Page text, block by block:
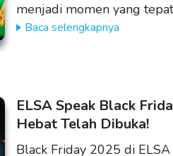
menjadi momen yang
Baca selengkapnya
ELSA Speak Black
Hebat Telah Dibuka!
Black Friday 2025 di